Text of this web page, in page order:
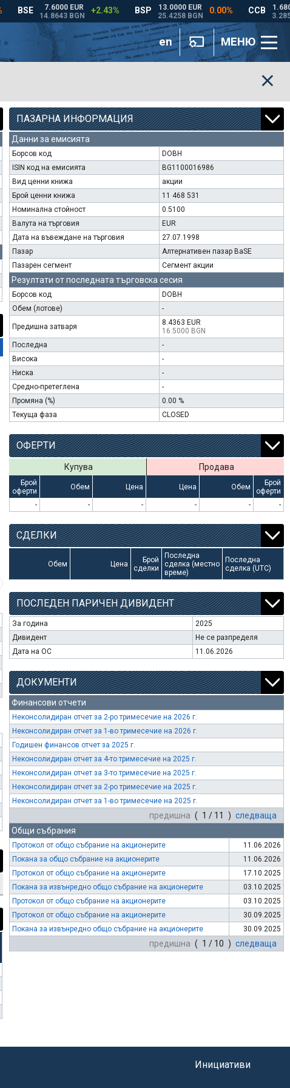
en МЕНЮ
ПАЗАРНА ИНФОРМАЦИЯ
Данни за емисията
Борсов код
DOBH
ISIN код на емисията
BG1100016986
Вид ценни книжа
акции
Брой ценни книжа
11 468 531
Номинална стойност
0.5100
Валута на търговия
EUR
Дата на въвеждане на търговия
27.07.1998
Пазар
Алтернативен пазар BaSE
Пазарен сегмент
Сегмент акции
Резултати от последната търговска сесия
Борсов код
DOBH
Обем (лотове)
-
Предишна затваря
8.4363 EUR
16.5000 BGN
Последна
-
Висока
-
Ниска
-
Средно-претеглена
-
Промяна (%)
0.00 %
Текуща фаза
CLOSED
ОФЕРТИ
Купува Продава
Брой
оферти
Обем Цена Цена Обем
Брой
оферти
-
- - - - -
СДЕЛКИ
Обем Цена
Брой
сделки
Последна
сделка (местно
време)
Последна
сделка (UTC)
ПОСЛЕДЕН ПАРИЧЕН ДИВИДЕНТ
За година
2025
Дивидент
Не се разпределя
Дата на ОС
11.06.2026
ДОКУМЕНТИ
Финансови отчети
Неконсолидиран отчет за 2-ро тримесечие на 2026 г.
Неконсолидиран отчет за 1-во тримесечие на 2026 г.
Годишен финансов отчет за 2025 г.
Неконсолидиран отчет за 4-то тримесечие на 2025 г.
Неконсолидиран отчет за 3-то тримесечие на 2025 г.
Неконсолидиран отчет за 2-ро тримесечие на 2025 г.
Неконсолидиран отчет за 1-во тримесечие на 2025 г.
предишна ( 1 / 11 ) следваща
Общи събрания
Протокол от общо събрание на акционерите
11.06.2026
Покана за общо събрание на акционерите
11.06.2026
Протокол от общо събрание на акционерите
17.10.2025
Покана за извънредно общо събрание на акционерите
03.10.2025
Протокол от общо събрание на акционерите
03.10.2025
Протокол от общо събрание на акционерите
30.09.2025
Покана за извънредно общо събрание на акционерите
30.09.2025
предишна ( 1 / 10 ) следваща
Инициативи